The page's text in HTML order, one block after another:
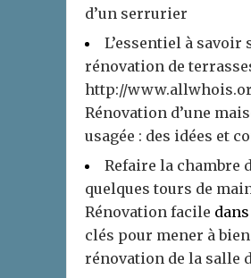
d’un serrurier
L’essentiel à savoir
rénovation de
http://
Rénovation d’une
usagée : des idées et
Refaire la chambre
quelques tours de main
Rénovation facile dans
clés pour mener à
rénovation de la salle